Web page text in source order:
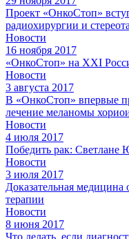
Проект «ОнкоСтоп»
радиохирургии и
Новости
16 ноября 2017
«ОнкоСтоп» на XXI
Новости
3 августа 2017
В «ОнкоСтоп» впервые
лечение меланомы
Новости
4 июля 2017
Победить рак: Светлане
Новости
3 июля 2017
Доказательная медицина
терапии
Новости
8 июня 2017
Что делать, если